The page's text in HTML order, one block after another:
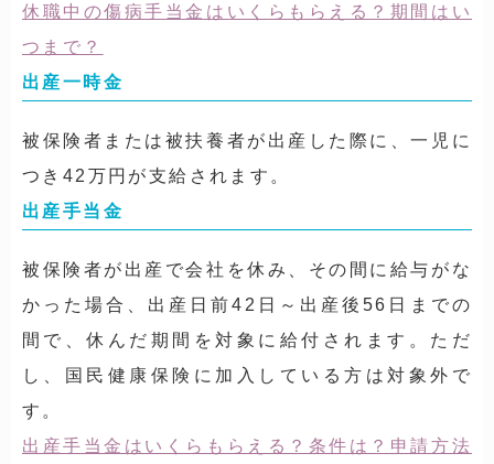
休職中の傷病手当金はいくらもらえる？期間はい
つまで？
出産一時金
被保険者または被扶養者が出産した際に、一児に
つき42万円が支給されます。
出産手当金
被保険者が出産で会社を休み、その間に給与がな
かった場合、出産日前42日～出産後56日までの
間で、休んだ期間を対象に給付されます。ただ
し、国民健康保険に加入している方は対象外で
す。
出産手当金はいくらもらえる？条件は？申請方法